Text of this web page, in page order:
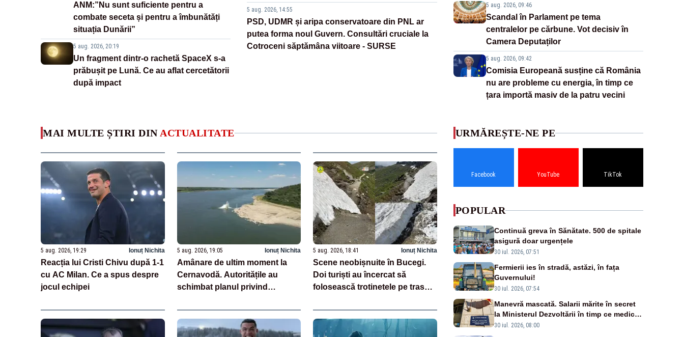
ANM:”Nu sunt suficiente pentru a
combate seceta și pentru a îmbunătăți
situația Dunării”
5 aug. 2026, 20:19
Un fragment dintr-o rachetă SpaceX s-a
prăbușit pe Lună. Ce au aflat cercetătorii
după impact
5 aug. 2026, 14:55
PSD, UDMR și aripa conservatoare din PNL ar
putea forma noul Guvern. Consultări cruciale la
Cotroceni săptămâna viitoare - SURSE
5 aug. 2026, 09:46
Scandal în Parlament pe tema
centralelor pe cărbune. Vot decisiv în
Camera Deputaților
5 aug. 2026, 09:42
Comisia Europeană susține că România
nu are probleme cu energia, în timp ce
țara importă masiv de la patru vecini
MAI MULTE ȘTIRI DIN ACTUALITATE
5 aug. 2026, 19:29 Ionuț Nichita
Reacția lui Cristi Chivu după 1-1
cu AC Milan. Ce a spus despre
jocul echipei
5 aug. 2026, 19:05 Ionuț Nichita
Amânare de ultim moment la
Cernavodă. Autoritățile au
schimbat planul privind
5 aug. 2026, 18:41 Ionuț Nichita
Scene neobișnuite în Bucegi.
Doi turiști au încercat să
folosească trotinetele pe traseul
URMĂREȘTE-NE PE
Facebook YouTube TikTok
POPULAR
Continuă greva în Sănătate. 500 de spitale
asigură doar urgențele
30 iul. 2026, 07:51
Fermierii ies în stradă, astăzi, în fața
Guvernului!
30 iul. 2026, 07:54
Manevră mascată. Salarii mărite în secret
la Ministerul Dezvoltării în timp ce medicii
ies în stradă
30 iul. 2026, 08:00